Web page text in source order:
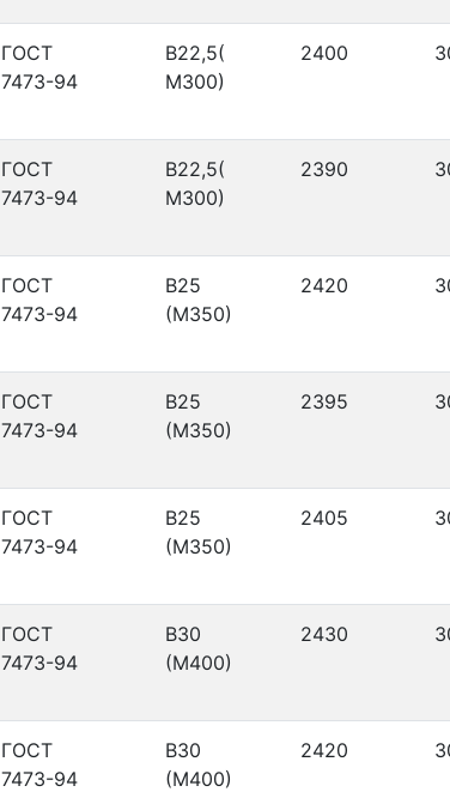
ГОСТ
7473-94
В22,5(
М300)
2400
ГОСТ
7473-94
В22,5(
М300)
2390
ГОСТ
7473-94
В25
(М350)
2420
ГОСТ
7473-94
В25
(М350)
2395
ГОСТ
7473-94
В25
(М350)
2405
ГОСТ
7473-94
В30
(М400)
2430
ГОСТ
7473-94
В30
(М400)
2420